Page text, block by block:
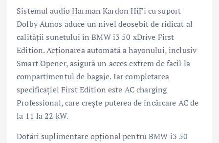
Sistemul audio Harman Kardon HiFi cu suport
Dolby Atmos aduce un nivel deosebit de ridicat al
calității sunetului în BMW i3 50 xDrive First
Edition. Acționarea automată a hayonului, inclusiv
Smart Opener, asigură un acces extrem de facil la
compartimentul de bagaje. Iar completarea
specificației First Edition este AC charging
Professional, care crește puterea de încărcare AC de
la 11 la 22 kW.
Dotări suplimentare opțional pentru BMW i3 50